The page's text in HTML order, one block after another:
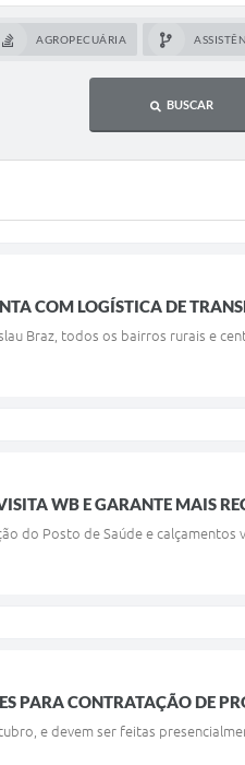
AGROPECUÁRIA
BUSCAR
COM LOGÍSTICA DE
Braz, todos os bairros rurais e
WB E GARANTE MAIS
do Posto de Saúde e calçamentos
PARA CONTRATAÇÃO DE
e devem ser feitas